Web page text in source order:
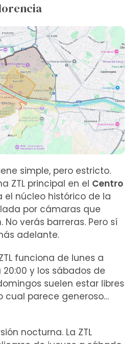
simple, pero estricto.
ZTL principal en el Centro
el núcleo histórico de la
por cámaras que
verás barreras. Pero sí
adelante.
funciona de lunes a
y los sábados de
suelen estar libres
cual parece generoso…
nocturna. La ZTL